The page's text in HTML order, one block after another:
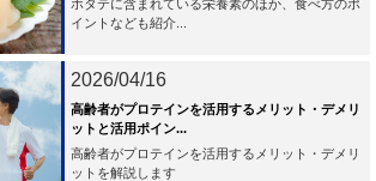
ホタテに含まれている栄養素のほか、食べ方のポ
イントなども紹介...
2026/04/16
高齢者がプロテインを活用するメリット・デメリ
ットと活用ポイン...
高齢者がプロテインを活用するメリット・デメリ
ットを解説します